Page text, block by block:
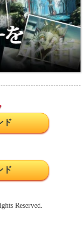
ド
ド
Reserved.